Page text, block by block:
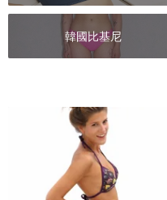
韓國比基尼